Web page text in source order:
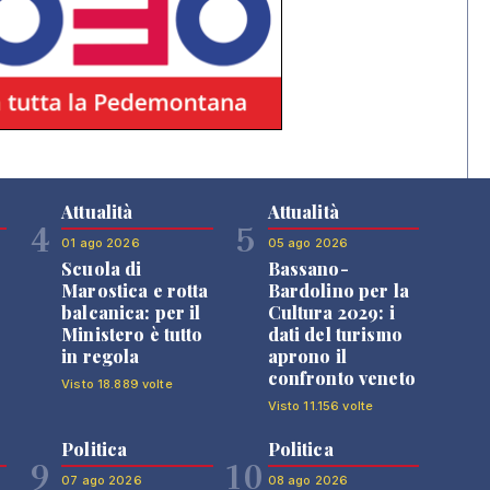
4
Attualità
01 ago 2026
Scuola di
Marostica e rotta
balcanica: per il
Ministero è tutto
in regola
Visto 18.889 volte
5
Attualità
05 ago 2026
Bassano-
Bardolino per la
Cultura 2029: i
dati del turismo
aprono il
confronto veneto
Visto 11.156 volte
9
Politica
07 ago 2026 10
Politica
08 ago 2026